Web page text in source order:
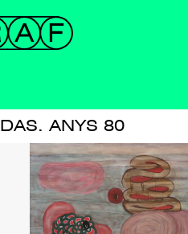
ANYS 80